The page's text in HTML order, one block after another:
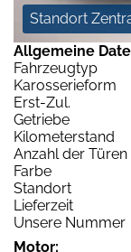
Standort
Allgemeine
Fahrzeugtyp
Karosserieform
Erst-Zul.
Getriebe
Kilometerstand
Anzahl der Türen
Farbe
Standort
Lieferzeit
Unsere Nummer
Motor: